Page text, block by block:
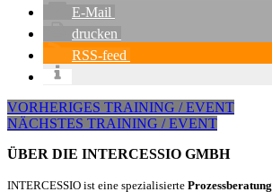
E-Mail
drucken
RSS-feed
VORHERIGES TRAINING / EVENT
NÄCHSTES TRAINING / EVENT
ÜBER DIE INTERCESSIO GMBH
INTERCESSIO ist eine spezialisierte Prozessberatung